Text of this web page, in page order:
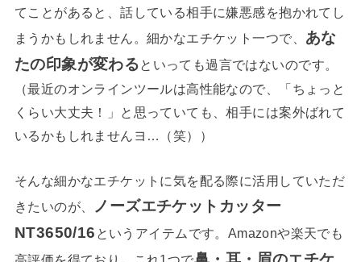
てことがあると、話している相手に嫌悪感を抱かれてし
まうかもしれません。細かなエチケット一つで、 あな
たの印象が変わるといっても過言ではないのです。
（最近のオンラインツールは高性能なので、「ちょっと
くらい大丈夫！」と思っていても、相手には案外ばれて
いるかもしれませんヨ…（笑））
そんな細かなエチケットに気を配る際に活用していただ
きたいのが、
ノーズエチケットカッター
NT3650/16 というアイテムです。Amazonや楽天でも